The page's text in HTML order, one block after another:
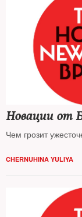
Новации от
Чем грозит
CHERNUHINA YULIYA